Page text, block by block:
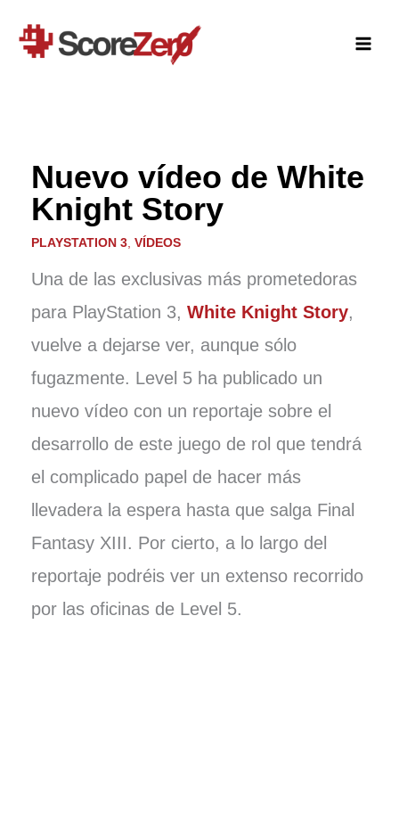
contenido
Nuevo vídeo de White
Knight Story
PLAYSTATION 3, VÍDEOS
Una de las exclusivas más prometedoras
para PlayStation 3, White Knight Story,
vuelve a dejarse ver, aunque sólo
fugazmente. Level 5 ha publicado un
nuevo vídeo con un reportaje sobre el
desarrollo de este juego de rol que tendrá
el complicado papel de hacer más
llevadera la espera hasta que salga Final
Fantasy XIII. Por cierto, a lo largo del
reportaje podréis ver un extenso recorrido
por las oficinas de Level 5.